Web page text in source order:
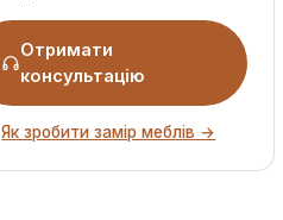
Отримати
консультацію
Як зробити замір меблів →